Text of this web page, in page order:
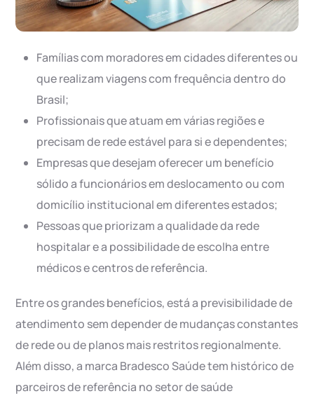
Famílias com moradores em cidades diferentes ou
que realizam viagens com frequência dentro do
Brasil;
Profissionais que atuam em várias regiões e
precisam de rede estável para si e dependentes;
Empresas que desejam oferecer um benefício
sólido a funcionários em deslocamento ou com
domicílio institucional em diferentes estados;
Pessoas que priorizam a qualidade da rede
hospitalar e a possibilidade de escolha entre
médicos e centros de referência.
Entre os grandes benefícios, está a previsibilidade de
atendimento sem depender de mudanças constantes
de rede ou de planos mais restritos regionalmente.
Além disso, a marca Bradesco Saúde tem histórico de
parceiros de referência no setor de saúde